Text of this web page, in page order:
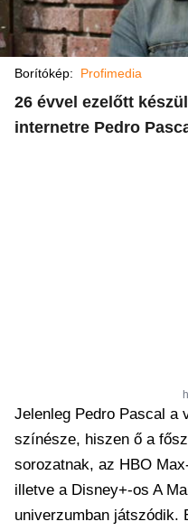
Borítókép: Profimedia
26 évvel ezelőtt
internetre Pedro
Jelenleg Pedro Pascal a
színésze, hiszen ő a
sorozatnak, az HBO
illetve a Disney+-os A
univerzumban játszódik.